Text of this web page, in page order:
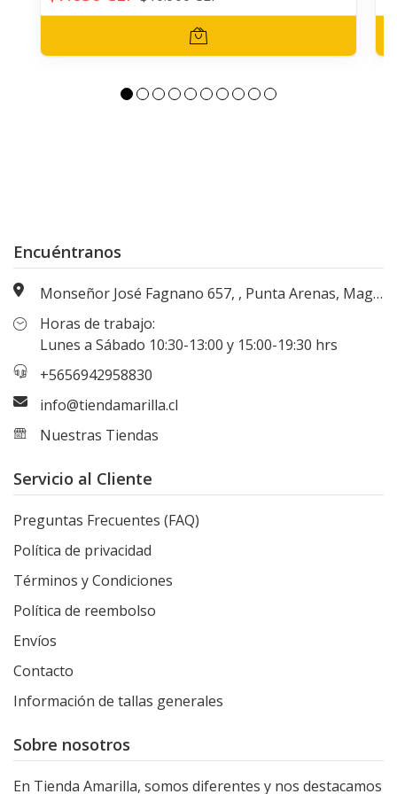
Encuéntranos
Monseñor José Fagnano 657, , Punta Arenas, Magallanes, Chile
Horas de trabajo:
Lunes a Sábado 10:30-13:00 y 15:00-19:30 hrs
+5656942958830
info@tiendamarilla.cl
Nuestras Tiendas
Servicio al Cliente
Preguntas Frecuentes (FAQ)
Política de privacidad
Términos y Condiciones
Política de reembolso
Envíos
Contacto
Información de tallas generales
Sobre nosotros
En Tienda Amarilla, somos diferentes y nos destacamos